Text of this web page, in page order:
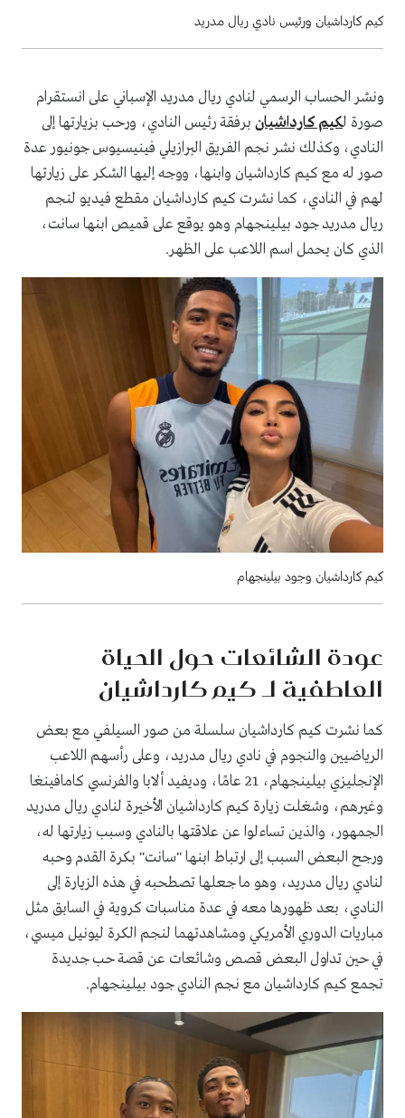
كيم كارداشيان ورئيس نادي ريال مدريد
ونشر الحساب الرسمي لنادي ريال مدريد الإسباني على انستقرام
صورة لكيم كارداشيان برفقة رئيس النادي، ورحب بزيارتها إلى
النادي، وكذلك نشر نجم الفريق البرازيلي فينيسيوس جونيور عدة
صور له مع كيم كارداشيان وابنها، ووجه إليها الشكر على زيارتها
لهم في النادي، كما نشرت كيم كارداشيان مقطع فيديو لنجم
ريال مدريد جود بيلينجهام وهو يوقع على قميص ابنها سانت،
الذي كان يحمل اسم اللاعب على الظهر.
كيم كارداشيان وجود بيلينجهام
عودة الشائعات حول الحياة
العاطفية لـ كيم كارداشيان
كما نشرت كيم كارداشيان سلسلة من صور السيلفي مع بعض
الرياضيين والنجوم في نادي ريال مدريد، وعلى رأسهم اللاعب
الإنجليزي بيلينجهام، 21 عامًا، وديفيد ألابا والفرنسي كامافينغا
وغيرهم، وشغلت زيارة كيم كارداشيان الأخيرة لنادي ريال مدريد
الجمهور، والذين تساءلوا عن علاقتها بالنادي وسبب زيارتها له،
ورجح البعض السبب إلى ارتباط ابنها "سانت" بكرة القدم وحبه
لنادي ريال مدريد، وهو ما جعلها تصطحبه في هذه الزيارة إلى
النادي، بعد ظهورها معه في عدة مناسبات كروية في السابق مثل
مباريات الدوري الأمريكي ومشاهدتهما لنجم الكرة ليونيل ميسي،
في حين تداول البعض قصص وشائعات عن قصة حب جديدة
تجمع كيم كارداشيان مع نجم النادي جود بيلينجهام.